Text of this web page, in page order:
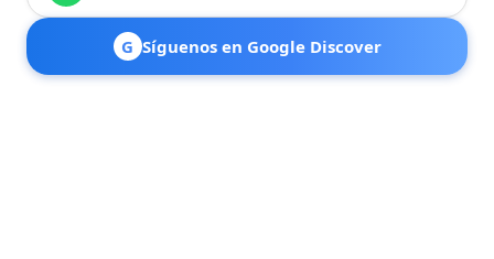
G Síguenos en Google Discover